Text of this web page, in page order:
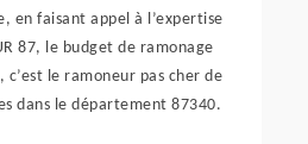
en faisant appel à l’expertise
87, le budget de ramonage
c’est le ramoneur pas cher de
dans le département 87340.